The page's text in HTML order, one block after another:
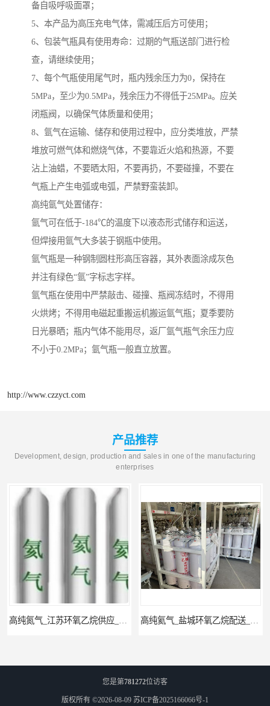
备自吸呼吸面罩；
5、本产品为高压充电气体，需减压后方可使用；
6、包装气瓶具有使用寿命：过期的气瓶送部门进行检
查，请继续使用；
7、每个气瓶使用尾气时，瓶内残余压力为0，保持在
5MPa，至少为0.5MPa，残余压力不得低于25MPa。应关
闭瓶阀，以确保气体质量和使用；
8、氩气在运输、储存和使用过程中，应分类堆放，严禁
堆放可燃气体和燃烧气体，不要靠近火焰和热源，不要
沾上油蜡，不要晒太阳，不要再扔，不要碰撞，不要在
气瓶上产生电弧或电弧，严禁野蛮装卸。
高纯氩气处置储存：
氩气可在低于-184℃的温度下以液态形式储存和运送，
但焊接用氩气大多装于钢瓶中使用。
氩气瓶是一种钢制圆柱形高压容器，其外表面涂成灰色
并注有绿色“氩”字标志字样。
氩气瓶在使用中严禁敲击、碰撞、瓶阀冻结时，不得用
火烘烤；不得用电磁起重搬运机搬运氩气瓶；夏季要防
日光暴晒；瓶内气体不能用尽，返厂氩气瓶气余压力应
不小于0.2MPa；氩气瓶一般直立放置。
http://www.czzyct.com
产品推荐
Development, design, production and sales in one of the manufacturing
enterprises
您是第781272位访客
版权所有 ©2026-08-09 苏ICP备2025166066号-1